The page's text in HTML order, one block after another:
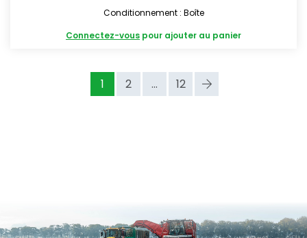
Conditionnement : Boîte
Connectez-vous pour ajouter au panier
1 2 ... 12